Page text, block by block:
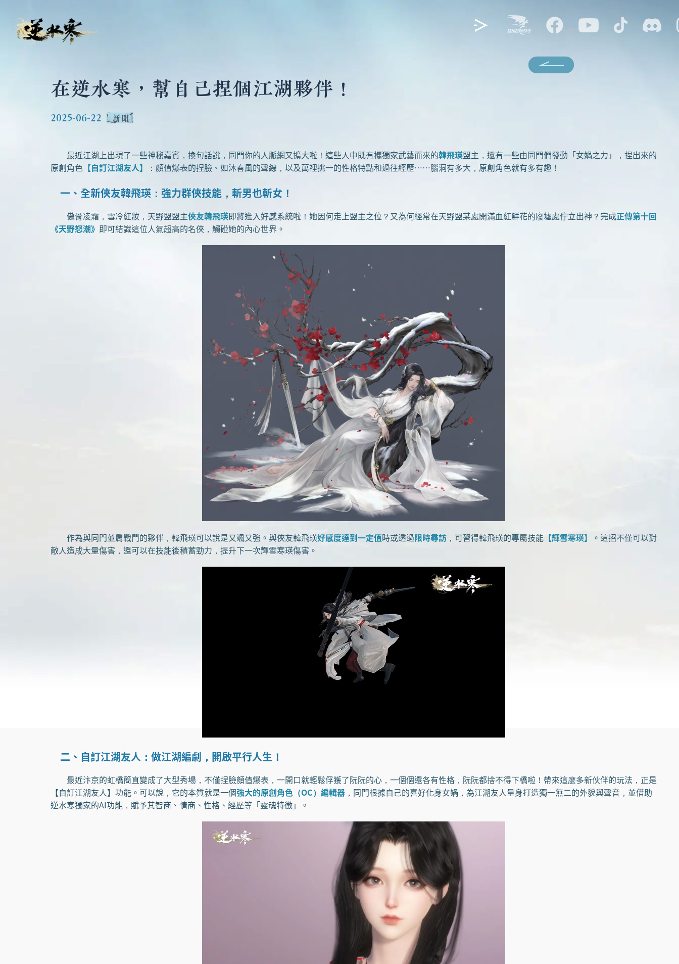
在逆水寒，幫自己捏個江湖夥伴！
2025-06-22 新聞
最近江湖上出現了一些神秘嘉賓，換句話說，同門你的人脈網又擴大啦！這些人中既有攜獨家武藝而來的韓飛瑛盟主，還有一些由同門們發動「女媧之力」，捏出來的
原創角色 【自訂江湖友人】 ：顏值爆表的捏臉、如沐春風的聲線，以及萬裡挑一的性格特點和過往經歷……腦洞有多大，原創角色就有多有趣！
一、全新俠友韓飛瑛：強力群俠技能，斬男也斬女！
傲骨凌霜，雪冷紅妝，天野盟盟主俠友韓飛瑛即將進入好感系統啦！她因何走上盟主之位？又為何經常在天野盟某處開滿血紅鮮花的廢墟處佇立出神？完成正傳第十回
《天野怒潮》 即可結識這位人氣超高的名俠，觸碰她的內心世界。
作為與同門並肩戰鬥的夥伴，韓飛瑛可以說是又颯又強。與俠友韓飛瑛好感度達到一定值時或透過限時尋訪 ，可習得韓飛瑛的專屬技能 【輝雪寒瑛】
。這招不僅可以對
敵人造成大量傷害，還可以在技能後積蓄勁力，提升下一次輝雪寒瑛傷害。
二、自訂江湖友人：做江湖編劇，開啟平行人生！
最近汴京的虹橋簡直變成了大型秀場，不僅捏臉顏值爆表，一開口就輕鬆俘獲了阮阮的心，一個個還各有性格，阮阮都捨不得下橋啦！帶來這麼多新伙伴的玩法，正是
【自訂江湖友人】功能。可以說，它的本質就是一個強大的原創角色（OC）編輯器 ，同門根據自己的喜好化身女媧，為江湖友人量身打造獨一無二的外貌與聲音，並借助
逆水寒獨家的AI功能，賦予其智商、情商、性格、經歷等「靈魂特徵」。